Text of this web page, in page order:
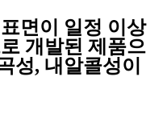
면이 일정 이상
개발된 제품으
성, 내알콜성이